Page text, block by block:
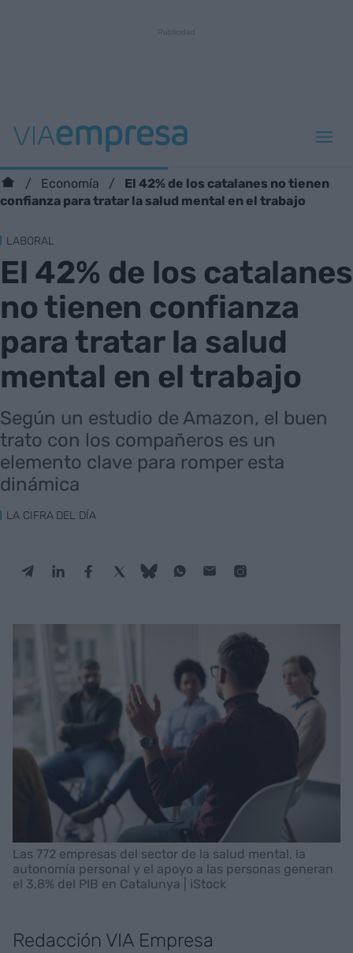
Economía
El 42% de los catalanes no tienen
confianza para tratar la salud mental en el trabajo
LABORAL
El 42% de los catalanes
no tienen confianza
para tratar la salud
mental en el trabajo
Según un estudio de Amazon, el buen
trato con los compañeros es un
elemento clave para romper esta
dinámica
LA CIFRA DEL DÍA
Las 772 empresas del sector de la salud mental, la
autonomía personal y el apoyo a las personas generan
el 3,8% del PIB en Catalunya | iStock
Redacción VIA Empresa